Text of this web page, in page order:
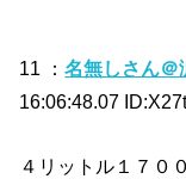
11 ：名無しさん＠
16:06:48.07
４リットル１７０